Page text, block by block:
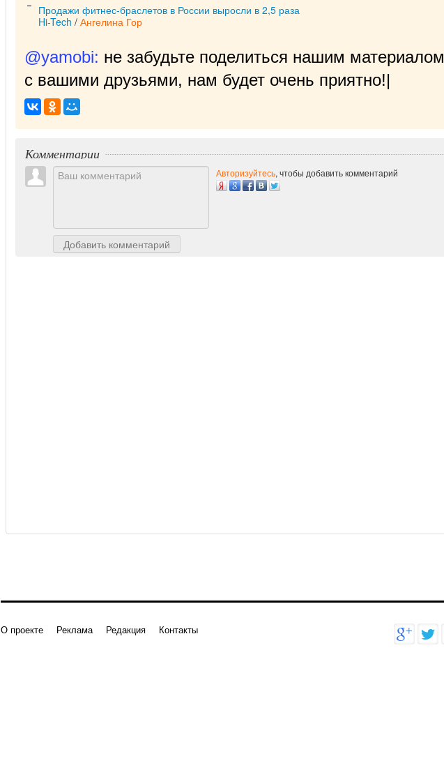
Продажи фитнес-браслетов в России выросли в 2,5 раза
Hi-Tech / Ангелина Гор
@yamobi: не забудьте поделиться нашим материалом
с вашими друзьями, нам будет очень приятно!|
Комментарии
Добавить комментарий
Авторизуйтесь, чтобы добавить комментарий
О проекте Реклама Редакция Контакты